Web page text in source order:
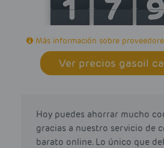
Más información sobre
Ver precios gasoil
Hoy puedes ahorrar mucho
gracias a nuestro servicio de
barato online. Lo único que